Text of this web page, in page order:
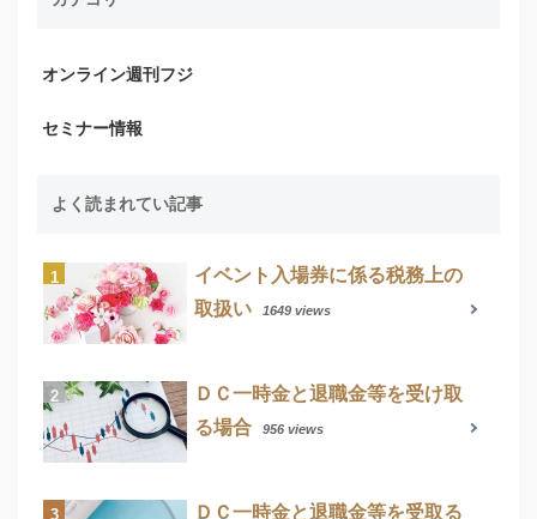
オンライン週刊フジ
セミナー情報
よく読まれてい記事
イベント入場券に係る税務上の
取扱い
1649 views
ＤＣ一時金と退職金等を受け取
る場合
956 views
ＤＣ一時金と退職金等を受取る